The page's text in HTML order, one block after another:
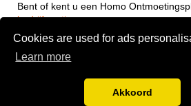
Cookies are used for ads
Learn more
Akkoord
Bent of kent u een Homo
bedrijf gratis aan